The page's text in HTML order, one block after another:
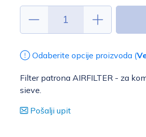
Odaberite opcije proizvoda (
Filter patrona AIRFILTER - za
sieve.
Pošalji upit